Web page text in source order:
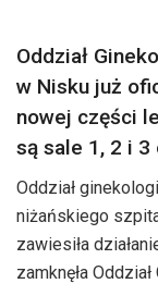
Oddział
w Nisku już
nowej części
są sale 1, 2 i 3
Oddział
niżańskiego
zawiesiła
zamknęła